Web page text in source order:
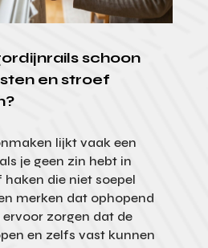
schoon
en stroef
lijkt vaak een
je geen zin hebt in
die niet soepel
merken dat ophopend
zorgen dat de
en zelfs vast kunnen